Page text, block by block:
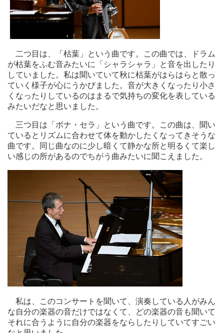
二つ目は、「枯葉」という曲です。この曲では、ドラム
が枯葉をふむ音みたいに「シャラシャラ」と音を出したり
していました。私は聞いていて秋に枯葉がはらはらと散っ
ていく様子が心にうかびました。音が大きくなったり小さ
くなったりしているのはまるで気持ちの変化を表している
みたいだなと思いました。
三つ目は「ボナ・セラ」という曲です。この曲は、聞い
ているとリズムに合わせて体を動かしたくなってきそうな
曲です。同じ曲なのに少し暗くて静かな所と明るくて楽し
い感じの所があるのでちがう曲みたいに聞こえました。
私は、このコンサートを聞いて、演奏している人がみん
な自分の楽器の音だけではなくて、どの楽器の音も聞いて
それに合うように自分の楽器をならしたりしていてすごい